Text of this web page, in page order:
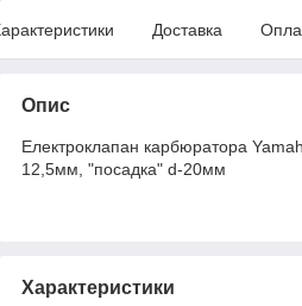
Доставка
Опис
Електроклапан карбюратора
12,5мм, "посадка" d-20мм
Характеристики